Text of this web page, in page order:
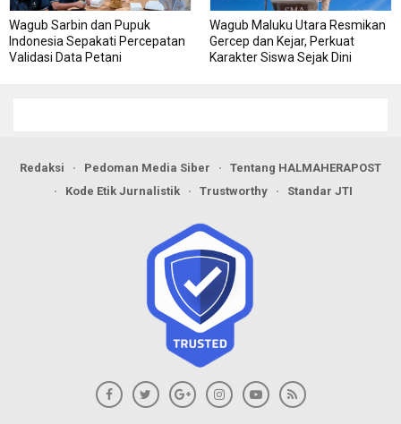
Wagub Sarbin dan Pupuk
Indonesia Sepakati Percepatan
Validasi Data Petani
Wagub Maluku Utara Resmikan
Gercep dan Kejar, Perkuat
Karakter Siswa Sejak Dini
Redaksi Pedoman Media Siber
Tentang HALMAHERAPOST
Kode Etik Jurnalistik
Trustworthy Standar JTI